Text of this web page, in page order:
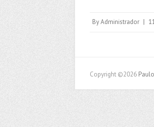
ByAdministrador |
Copyright ©2026